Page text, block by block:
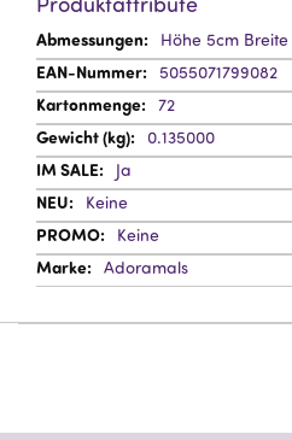
Mehr
Information
Höhe 5cm
5055071799082
72
0.135000
Ja
Keine
Keine
Adoramals